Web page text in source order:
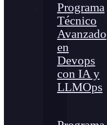
Programa
Técnico
Avanzado
en
Devops
con IA y
LLMOps